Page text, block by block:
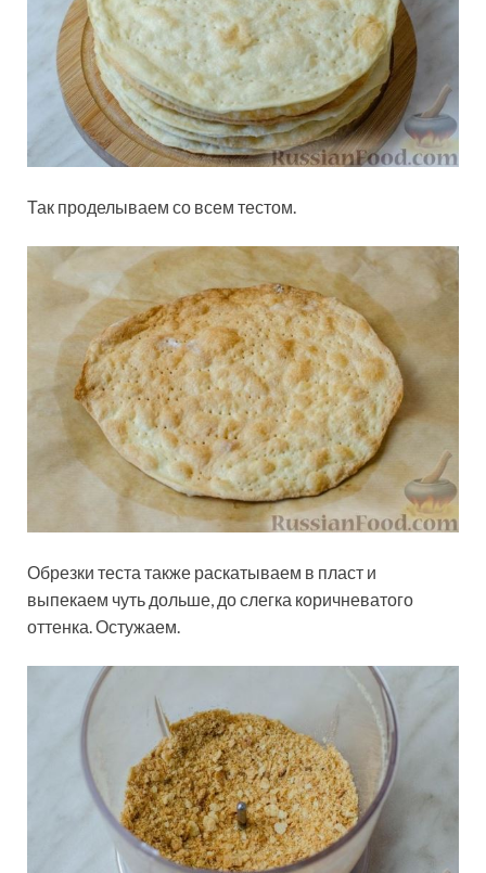
Так проделываем со всем тестом.
Обрезки теста также раскатываем в пласт и
выпекаем чуть дольше, до слегка коричневатого
оттенка. Остужаем.